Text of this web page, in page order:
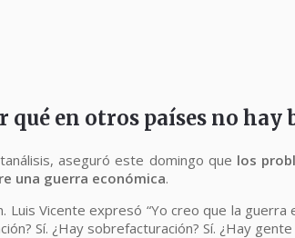
qué en otros países no hay
aseguró este domingo que los
una guerra económica.
Vicente expresó “Yo creo que la
Sí. ¿Hay sobrefacturación? Sí. ¿Hay